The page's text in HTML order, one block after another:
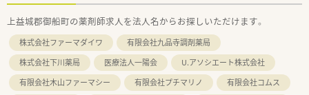
上益城郡御船町の薬剤師求人を法人名からお探しいただけます。
株式会社ファーマダイワ
有限会社九品寺調剤薬局
株式会社下川薬局
医療法人一陽会
U.アソシエート株式会社
有限会社木山ファーマシー
有限会社プチマリノ
有限会社コムス